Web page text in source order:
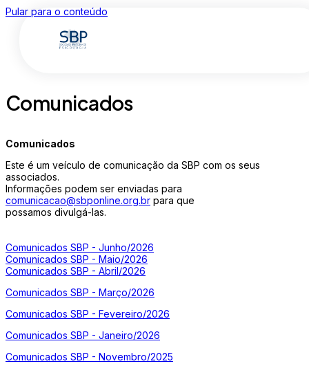
Pular para o conteúdo
Comunicados
Comunicados
Este é um veículo de comunicação da SBP com os seus
associados.
Informações podem ser enviadas para
comunicacao@sbponline.org.br para que
possamos divulgá-las.
Comunicados SBP - Junho/2026
Comunicados SBP - Maio/2026
Comunicados SBP - Abril/2026
Comunicados SBP - Março/2026
Comunicados SBP - Fevereiro/2026
Comunicados SBP - Janeiro/2026
Comunicados SBP - Novembro/2025